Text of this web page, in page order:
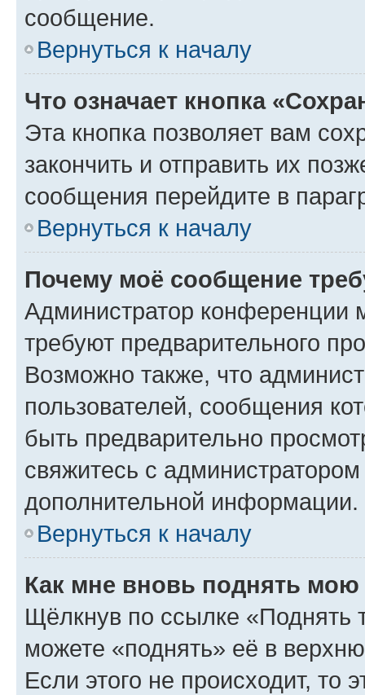
сообщение.
Вернуться к началу
Что означает кнопка
Эта кнопка позволяет вам
закончить и отправить их
сообщения перейдите в
Вернуться к началу
Почему моё сообщение
Администратор конференции
требуют предварительного
Возможно также, что
пользователей, сообщения
быть предварительно
свяжитесь с
дополнительной информации.
Вернуться к началу
Как мне вновь поднять мою
Щёлкнув по ссылке «Поднять
можете «поднять» её в
Если этого не происходит, то